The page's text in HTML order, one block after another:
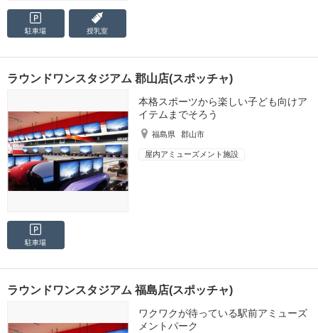
駐車場 授乳室
ラウンドワンスタジアム 郡山店(スポッチャ)
本格スポーツから楽しい子ども向けア
イテムまでそろう
福島県 郡山市
屋内アミューズメント施設
駐車場
ラウンドワンスタジアム 福島店(スポッチャ)
ワクワクが待っている駅前アミューズ
メントパーク